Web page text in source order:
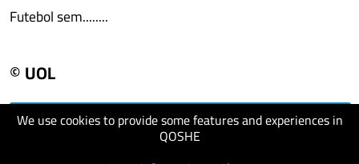
We use cookies to provide some features and experiences in
QOSHE
Futebol sem........
© UOL
visit website